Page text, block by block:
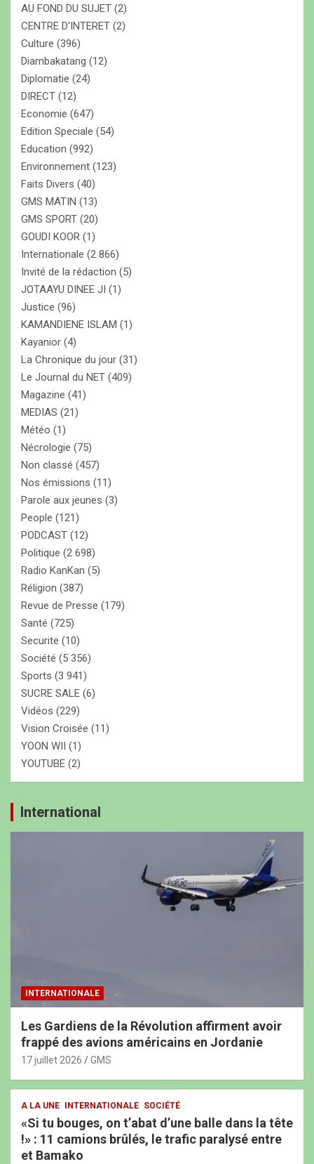
AU FOND DU SUJET (2)
CENTRE D'INTERET (2)
Culture (396)
Diambakatang (12)
Diplomatie (24)
DIRECT (12)
Economie (647)
Edition Speciale (54)
Education (992)
Environnement (123)
Faits Divers (40)
GMS MATIN (13)
GMS SPORT (20)
GOUDI KOOR (1)
Internationale (2 866)
Invité de la rédaction (5)
JOTAAYU DINEE JI (1)
Justice (96)
KAMANDIENE ISLAM (1)
Kayanior (4)
La Chronique du jour (31)
Le Journal du NET (409)
Magazine (41)
MEDIAS (21)
Météo (1)
Nécrologie (75)
Non classé (457)
Nos émissions (11)
Parole aux jeunes (3)
People (121)
PODCAST (12)
Politique (2 698)
Radio KanKan (5)
Réligion (387)
Revue de Presse (179)
Santé (725)
Securite (10)
Société (5 356)
Sports (3 941)
SUCRE SALE (6)
Vidéos (229)
Vision Croisée (11)
YOON WII (1)
YOUTUBE (2)
International
INTERNATIONALE
Les Gardiens de la Révolution affirment avoir
frappé des avions américains en Jordanie
17 juillet 2026 GMS
A LA UNE INTERNATIONALE SOCIÉTÉ
«Si tu bouges, on t’abat d’une balle dans la tête
!» : 11 camions brûlés, le trafic paralysé entre
et Bamako